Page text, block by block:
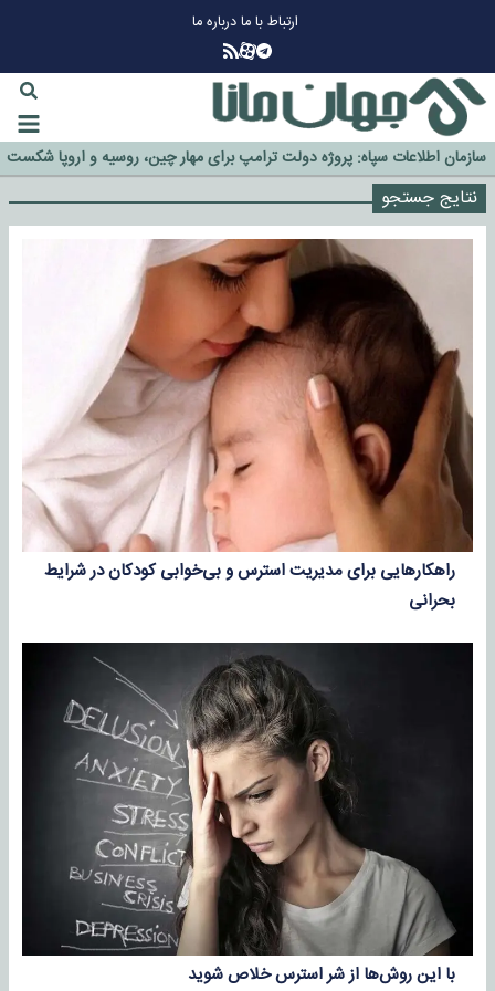
ارتباط با مادرباره ما
گزینه جدایی اوسمار روی میز مدیران پرسپولیس
آیا رئیس جمهور آمریکا قانون را دور می‌زند؟
اخراج رسمی چهره نامدار از پرسپولیس
سازمان اطلاعات سپاه: پروژه دولت ترامپ برای مهار چین، روسیه و اروپا شکست
خورد
نتایج جستجو
راهکارهایی برای مدیریت استرس و بی‌خوابی کودکان در شرایط
بحرانی
با این روش‌ها از شر استرس خلاص شوید